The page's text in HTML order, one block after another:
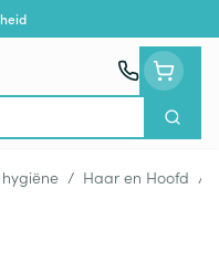
Zoek
/ Haar en Hoofd /